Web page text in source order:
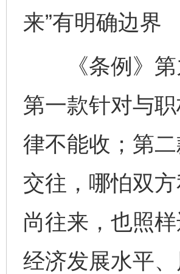
来”有明确边界
《条例》第
第一款针对与
律不能收；第
交往，哪怕双
尚往来，也照
经济发展水平